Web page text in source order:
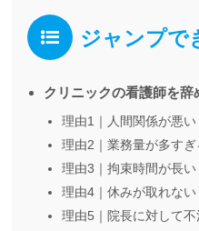
ジャンプで
クリニックの看護師を
理由1｜人間関係が悪い
理由2｜業務量が多すぎ
理由3｜拘束時間が長い
理由4｜休みが取れない
理由5｜院長に対して不